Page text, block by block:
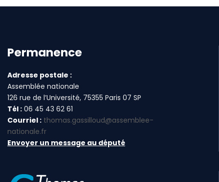
Permanence
Adresse postale :
Assemblée nationale
126 rue de l’Université, 75355 Paris 07 SP
Tél : 06 45 43 62 61
Courriel : thomas.gassilloud@assemblee-
nationale.fr
Envoyer un message au député